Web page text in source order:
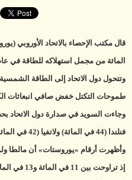
المائة من مجمل استهلاكه للطاقة في عام 2020، متجاوزا المستوى الذي استهدفه والبالغ 20 في
وتتحول دول الاتحاد إلى الطاقة
طموحات التكتل خفض صافي انبعاثات
فنلندا (44 في المائة) ولاتفيا (42 في المائة).
إذ تراوحت بين 11 في المائة و13 في المائة.